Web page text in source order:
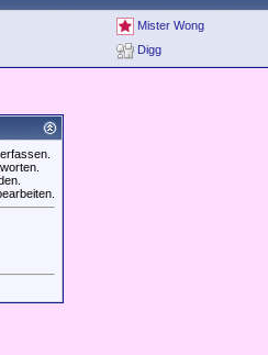
Mister Wong
Digg